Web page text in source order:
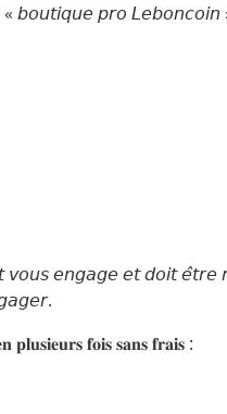
« 𝘣𝘰𝘶𝘵𝘪𝘲𝘶𝘦 𝘱𝘳𝘰
𝘦𝘯𝘨𝘢𝘨𝘦 𝘦𝘵 𝘥𝘰𝘪𝘵 𝘦̂𝘵𝘳𝘦
𝐟𝐨𝐢𝐬 𝐬𝐚𝐧𝐬 𝐟𝐫𝐚𝐢𝐬 :